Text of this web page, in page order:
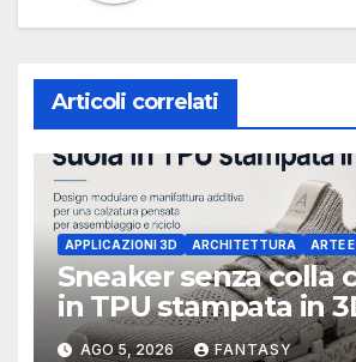
Articoli correlati
APPLICAZIONI 3D ARCHITETTURA ARTE
Sneaker senza colla
in TPU stampata in
AGO 5, 2026 FANTASY